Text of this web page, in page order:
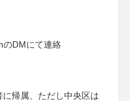
のDMにて連絡
帰属、ただし中央区は